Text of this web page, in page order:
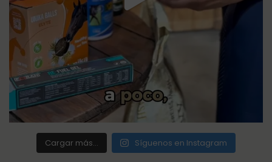
Cargar más... Síguenos en Instagram